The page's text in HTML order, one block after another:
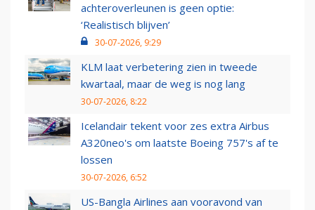
achteroverleunen is geen optie:
‘Realistisch blijven’
30-07-2026, 9:29
KLM laat verbetering zien in tweede
kwartaal, maar de weg is nog lang
30-07-2026, 8:22
Icelandair tekent voor zes extra Airbus
A320neo's om laatste Boeing 757's af te
lossen
30-07-2026, 6:52
US-Bangla Airlines aan vooravond van